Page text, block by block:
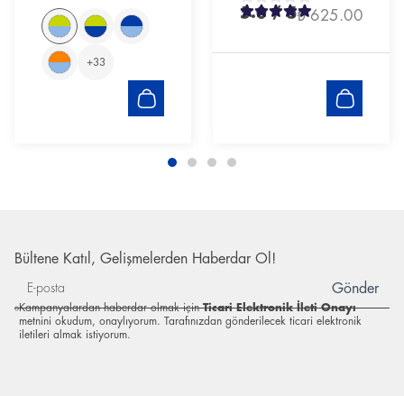
+33
5.0/ 5₺ 625.00
Bültene Katıl, Gelişmelerden Haberdar Ol!
Gönder
Kampanyalardan haberdar olmak için Ticari Elektronik İleti Onayı
metnini okudum, onaylıyorum. Tarafınızdan gönderilecek ticari elektronik
iletileri almak istiyorum.